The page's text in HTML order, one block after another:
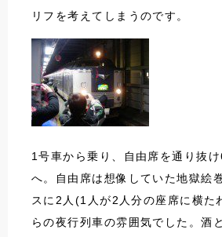
リフを考えてしまうのです。
1号車から乗り、自由席を通り抜
へ。自由席は想像していた地獄絵
スに2人(1人が2人分の座席に横た
らの夜行列車の雰囲気でした。酒